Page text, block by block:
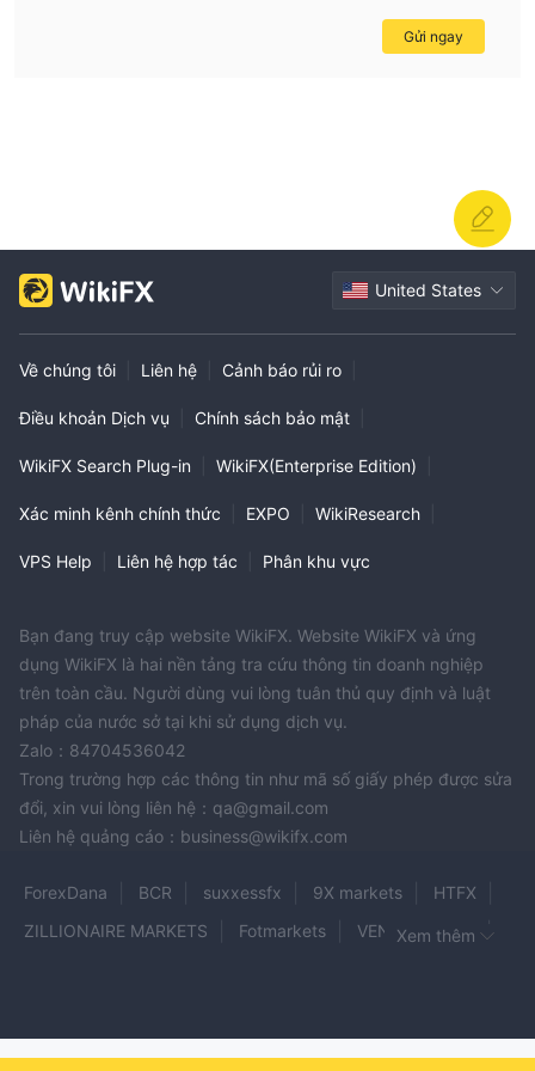
dealing with any financial institution, especially in the forex
Gửi ngay
United States
Về chúng tôi Liên hệ Cảnh báo rủi ro
Điều khoản Dịch vụ Chính sách bảo mật
WikiFX Search Plug-in WikiFX(Enterprise Edition)
Xác minh kênh chính thức EXPO WikiResearch
VPS Help Liên hệ hợp tác Phân khu vực
Bạn đang truy cập website WikiFX. Website WikiFX và ứng
dụng WikiFX là hai nền tảng tra cứu thông tin doanh nghiệp
trên toàn cầu. Người dùng vui lòng tuân thủ quy định và luật
pháp của nước sở tại khi sử dụng dịch vụ.
Zalo：84704536042
Trong trường hợp các thông tin như mã số giấy phép được sửa
đổi, xin vui lòng liên hệ：qa@gmail.com
Liên hệ quảng cáo：business@wikifx.com
ForexDana BCR suxxessfx 9X markets
HTFX
ZILLIONAIRE MARKETS
Fotmarkets
VENTRATRADE
BinkFxMarket
LegacyFX Msemc UP TREND
Xem thêm